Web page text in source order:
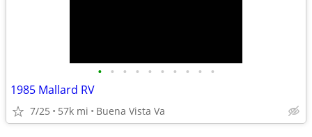
• • • • • • • • • •
1985 Mallard RV
7/25 57k mi Buena Vista Va